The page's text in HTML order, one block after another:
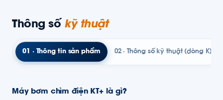
Thông số kỹ thuật
01 · Thông tin sản phẩm 02 · Thông số kỹ thuật (dòng K)
Máy bơm chìm điện KT+ là gì?